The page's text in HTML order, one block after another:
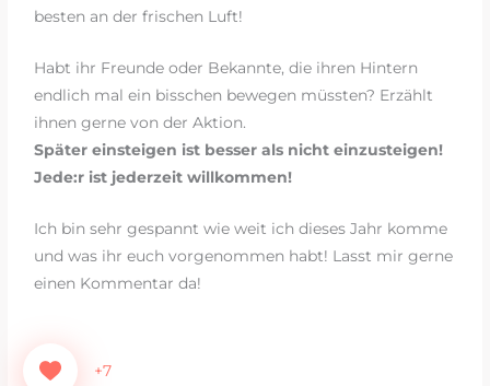
besten an der frischen Luft!
Habt ihr Freunde oder Bekannte, die ihren Hintern
endlich mal ein bisschen bewegen müssten? Erzählt
ihnen gerne von der Aktion.
Später einsteigen ist besser als nicht einzusteigen!
Jede:r ist jederzeit willkommen!
Ich bin sehr gespannt wie weit ich dieses Jahr komme
und was ihr euch vorgenommen habt! Lasst mir gerne
einen Kommentar da!
+7